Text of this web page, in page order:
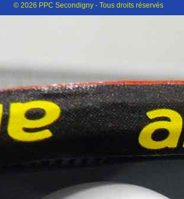
© 2026 PPC Secondigny - Tous droits réservés